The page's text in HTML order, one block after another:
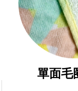
單面毛